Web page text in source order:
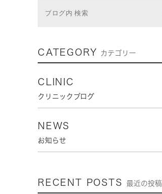
CATEGORY カテゴリー
CLINIC
クリニックブログ
NEWS
お知らせ
RECENT POSTS 最近の投稿